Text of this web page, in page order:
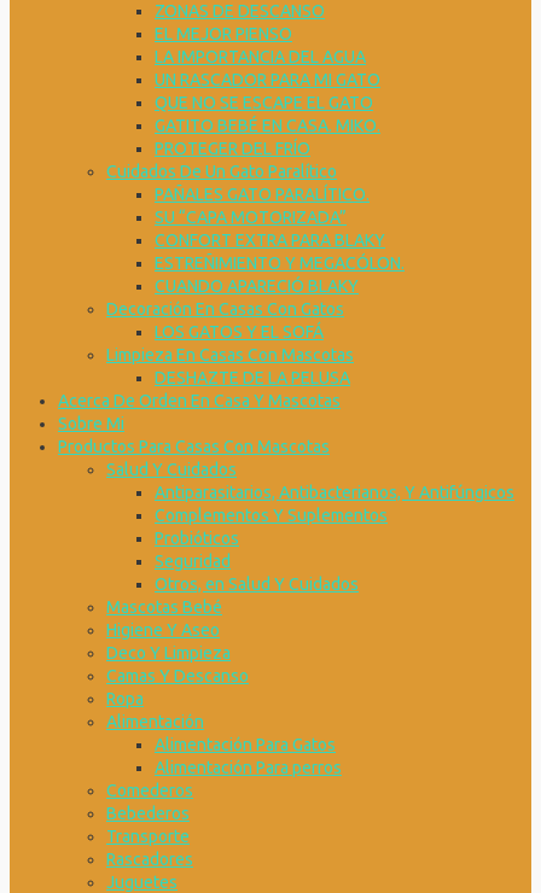
ZONAS DE DESCANSO
EL MEJOR PIENSO
LA IMPORTANCIA DEL AGUA
UN RASCADOR PARA MI GATO
QUE NO SE ESCAPE EL GATO
GATITO BEBÉ EN CASA. MIKO.
PROTEGER DEL FRÍO
Cuidados De Un Gato Paralítico
PAÑALES GATO PARALÍTICO.
SU “CAPA MOTORIZADA”
CONFORT EXTRA PARA BLAKY
ESTREÑIMIENTO Y MEGACÓLON.
CUANDO APARECIÓ BLAKY
Decoración En Casas Con Gatos
LOS GATOS Y EL SOFÁ
Limpieza En Casas Con Mascotas
DESHAZTE DE LA PELUSA
Acerca De Orden En Casa Y Mascotas
Sobre Mi
Productos Para Casas Con Mascotas
Salud Y Cuidados
Antiparasitarios, Antibacterianos, Y Antifúngicos
Complementos Y Suplementos
Probióticos
Seguridad
Otros, en Salud Y Cuidados
Mascotas Bebé
Higiene Y Aseo
Deco Y Limpieza
Camas Y Descanso
Ropa
Alimentación
Alimentación Para Gatos
Alimentación Para perros
Comederos
Bebederos
Transporte
Rascadores
Juguetes